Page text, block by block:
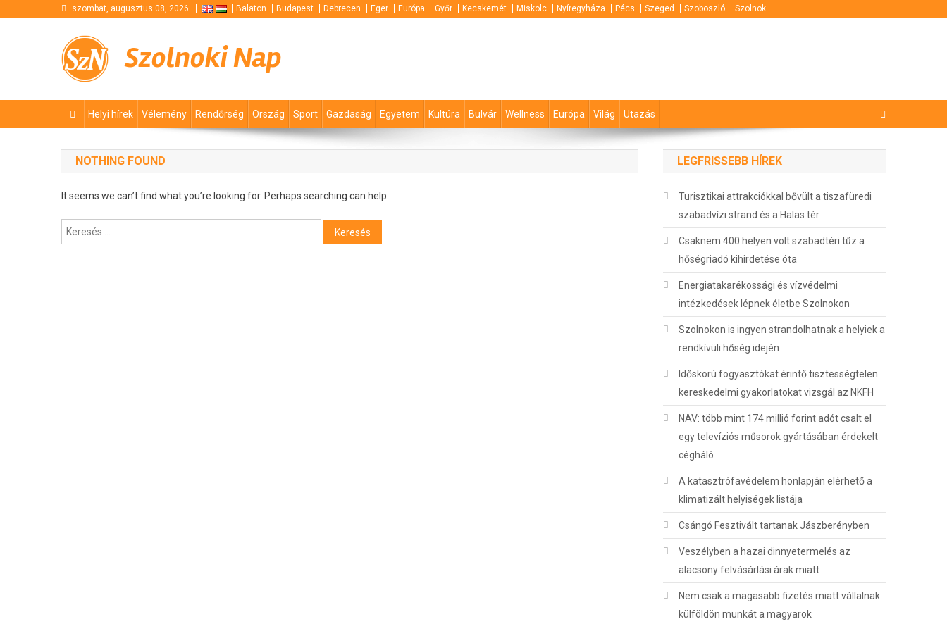
szombat, augusztus 08, 2026 Balaton Budapest Debrecen Eger Európa Győr Kecskemét Miskolc Nyíregyháza Pécs Szeged Szoboszló Szolnok
Szolnoki Nap
Helyi hírek Vélemény Rendőrség Ország Sport Gazdaság Egyetem Kultúra Bulvár Wellness Európa Világ Utazás
NOTHING FOUND
It seems we can’t find what you’re looking for. Perhaps searching can help.
Keresés:
LEGFRISSEBB HÍREK
Turisztikai attrakciókkal bővült a tiszafüredi
szabadvízi strand és a Halas tér
Csaknem 400 helyen volt szabadtéri tűz a
hőségriadó kihirdetése óta
Energiatakarékossági és vízvédelmi
intézkedések lépnek életbe Szolnokon
Szolnokon is ingyen strandolhatnak a helyiek a
rendkívüli hőség idején
Időskorú fogyasztókat érintő tisztességtelen
kereskedelmi gyakorlatokat vizsgál az NKFH
NAV: több mint 174 millió forint adót csalt el
egy televíziós műsorok gyártásában érdekelt
cégháló
A katasztrófavédelem honlapján elérhető a
klimatizált helyiségek listája
Csángó Fesztivált tartanak Jászberényben
Veszélyben a hazai dinnyetermelés az
alacsony felvásárlási árak miatt
Nem csak a magasabb fizetés miatt vállalnak
külföldön munkát a magyarok